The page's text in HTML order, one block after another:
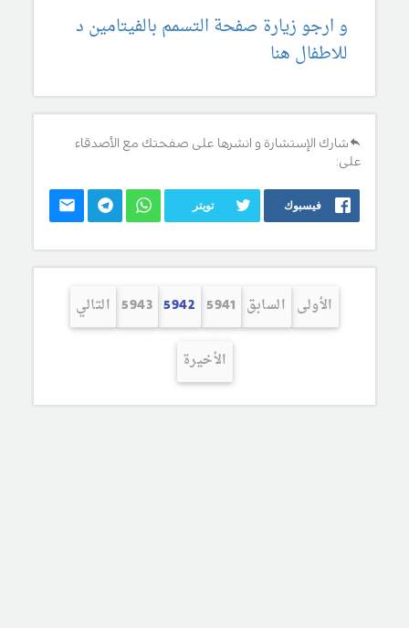
و ارجو زيارة صفحة التسمم بالفيتامين د
للاطفال هنا
شارك الإستشارة و انشرها على صفحتك مع الأصدقاء
على:
فيسبوك تويتر
الأولى السابق 5941
5942
5943 التالي
الأخيرة